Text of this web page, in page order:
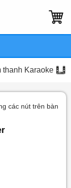
thanh Karaoke
các nút trên bàn